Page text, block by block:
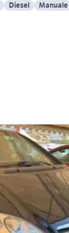
Diesel Manuale